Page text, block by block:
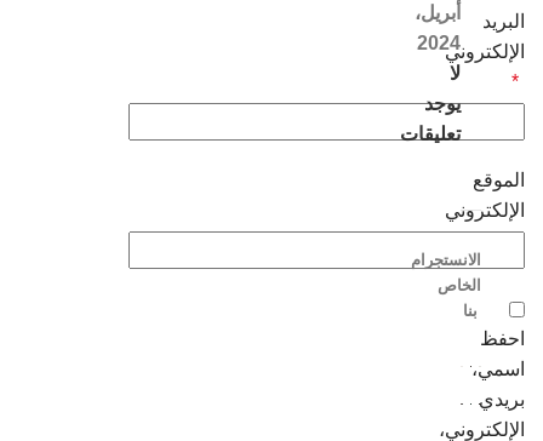
البريد
الإلكتروني
*
الموقع
الإلكتروني
احفظ
اسمي،
بريدي
الإلكتروني،
أبريل،
2024
لا
يوجد
تعليقات
الانستجرام
الخاص
بنا